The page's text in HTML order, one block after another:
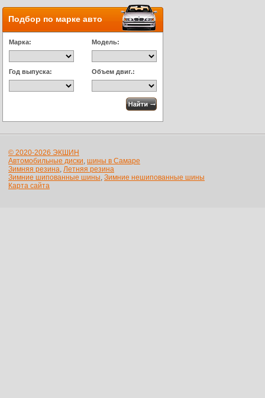
Подбор по марке авто
Марка: Модель:
Год выпуска: Объем двиг.:
© 2020-2026 ЭКШИН
Автомобильные диски, шины в Самаре
Зимняя резина, Летняя резина
Зимние шипованные шины, Зимние нешипованные шины
Карта сайта